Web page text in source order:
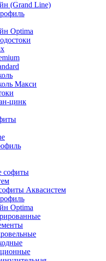
(Grand Line)
Optima
Макси
цинк
софиты
Аквасистем
Optima